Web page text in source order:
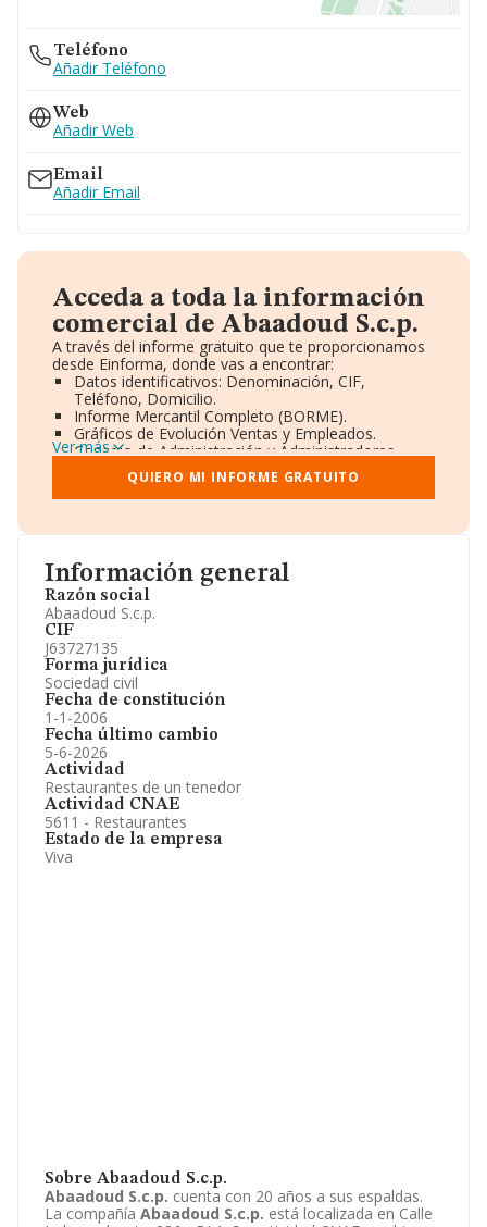
Información general
Razón social
Abaadoud S.c.p.
CIF
J63727135
Forma jurídica
Sociedad civil
Fecha de constitución
1-1-2006
Fecha último cambio
5-6-2026
Actividad
Restaurantes de un tenedor
Actividad CNAE
5611 - Restaurantes
Estado de la empresa
Viva
Sobre Abaadoud S.c.p.
Abaadoud S.c.p. cuenta con 20 años a sus espaldas.
La compañía Abaadoud S.c.p. está localizada en Calle
Teléfono
Añadir Teléfono
Web
Añadir Web
Email
Añadir Email
Acceda a toda la información
comercial de Abaadoud S.c.p.
A través del informe gratuito que te proporcionamos
desde Einforma, donde vas a encontrar:
Datos identificativos: Denominación, CIF,
Teléfono, Domicilio.
Informe Mercantil Completo (BORME).
Gráficos de Evolución Ventas y Empleados.
Consejo de Administración y Administradores.
Directivos y Ejecutivos.
Accionistas.
Participaciones y Vinculaciones en otras empresas.
Información oficial y registral complementaria.
Ver más
QUIERO MI INFORME GRATUITO